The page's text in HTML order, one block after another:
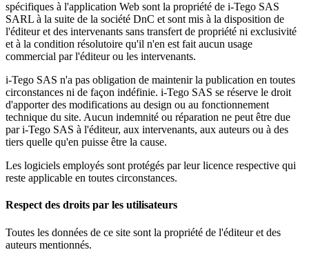
spécifiques à l'application Web sont la propriété de i-Tego SAS
SARL à la suite de la société DnC et sont mis à la disposition de
l'éditeur et des intervenants sans transfert de propriété ni exclusivité
et à la condition résolutoire qu'il n'en est fait aucun usage
commercial par l'éditeur ou les intervenants.
i-Tego SAS n'a pas obligation de maintenir la publication en toutes
circonstances ni de façon indéfinie. i-Tego SAS se réserve le droit
d'apporter des modifications au design ou au fonctionnement
technique du site. Aucun indemnité ou réparation ne peut être due
par i-Tego SAS à l'éditeur, aux intervenants, aux auteurs ou à des
tiers quelle qu'en puisse être la cause.
Les logiciels employés sont protégés par leur licence respective qui
reste applicable en toutes circonstances.
Respect des droits par les utilisateurs
Toutes les données de ce site sont la propriété de l'éditeur et des
auteurs mentionnés.